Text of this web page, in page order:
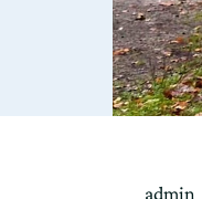
admin